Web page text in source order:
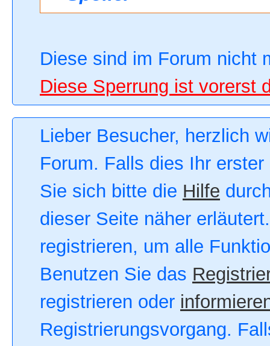
Diese sind im Forum nicht
Diese Sperrung ist vorerst
Lieber Besucher, herzlich
Forum. Falls dies Ihr
Sie sich bitte die Hilfe
dieser Seite näher
registrieren, um alle
Benutzen Sie das
registrieren oder
Registrierungsvorgang.